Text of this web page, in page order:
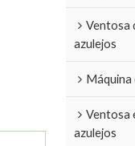
Ventosa
azulejos
Máquina
Ventosa
azulejos